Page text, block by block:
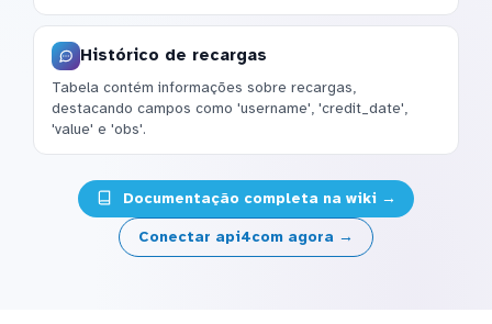
Histórico de recargas
Tabela contém informações sobre recargas,
destacando campos como 'username', 'credit_date',
'value' e 'obs'.
Documentação completa na wiki →
Conectar api4com agora →